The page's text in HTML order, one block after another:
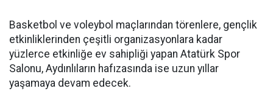
Basketbol ve voleybol maçlarından törenlere, gençlik
etkinliklerinden çeşitli organizasyonlara kadar
yüzlerce etkinliğe ev sahipliği yapan Atatürk Spor
Salonu, Aydınlıların hafızasında ise uzun yıllar
yaşamaya devam edecek.